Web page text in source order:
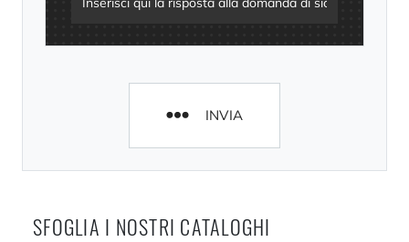
INVIA
SFOGLIA I NOSTRI CATALOGHI